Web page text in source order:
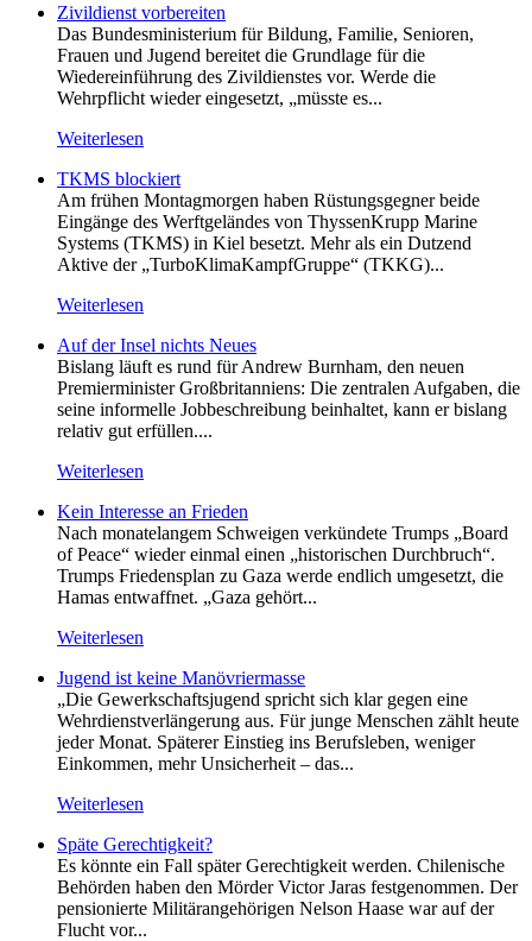
Zivildienst vorbereiten
Das Bundesministerium für Bildung, Familie, Senioren,
Frauen und Jugend bereitet die Grundlage für die
Wiedereinführung des Zivildienstes vor. Werde die
Wehrpflicht wieder eingesetzt, „müsste es...
Weiterlesen
TKMS blockiert
Am frühen Montagmorgen haben Rüstungsgegner beide
Eingänge des Werftgeländes von ThyssenKrupp Marine
Systems (TKMS) in Kiel besetzt. Mehr als ein Dutzend
Aktive der „TurboKlimaKampfGruppe“ (TKKG)...
Weiterlesen
Auf der Insel nichts Neues
Bislang läuft es rund für Andrew Burnham, den neuen
Premierminister Großbritanniens: Die zentralen Aufgaben, die
seine informelle Jobbeschreibung beinhaltet, kann er bislang
relativ gut erfüllen....
Weiterlesen
Kein Inte­resse an Frieden
Nach monatelangem Schweigen verkündete Trumps „Board
of Peace“ wieder einmal einen „historischen Durchbruch“.
Trumps Friedensplan zu Gaza werde endlich umgesetzt, die
Hamas entwaffnet. „Gaza gehört...
Weiterlesen
Jugend ist keine Manövriermasse
„Die Gewerkschaftsjugend spricht sich klar gegen eine
Wehrdienstverlängerung aus. Für junge Menschen zählt heute
jeder Monat. Späterer Einstieg ins Berufsleben, weniger
Einkommen, mehr Unsicherheit – das...
Weiterlesen
Späte Gerechtigkeit?
Es könnte ein Fall später Gerechtigkeit werden. Chilenische
Behörden haben den Mörder Victor Jaras festgenommen. Der
pensionierte Militärangehörigen Nelson Haase war auf der
Flucht vor...